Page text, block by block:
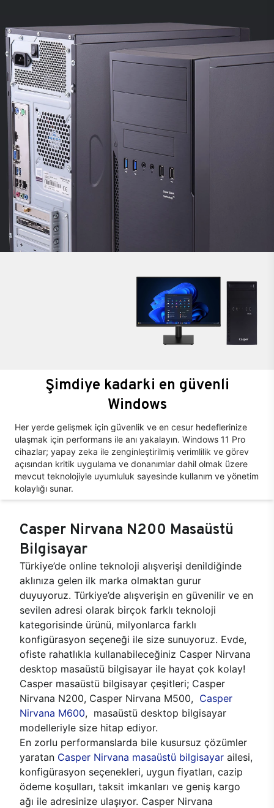
Şimdiye kadarki en güvenli
Windows
Her yerde gelişmek için güvenlik ve en cesur hedeflerinize
ulaşmak için performans ile anı yakalayın. Windows 11 Pro
cihazlar; yapay zeka ile zenginleştirilmiş verimlilik ve görev
açısından kritik uygulama ve donanımlar dahil olmak üzere
mevcut teknolojiyle uyumluluk sayesinde kullanım ve yönetim
kolaylığı sunar.
Casper Nirvana N200 Masaüstü
Bilgisayar
Türkiye’de online teknoloji alışverişi denildiğinde
aklınıza gelen ilk marka olmaktan gurur
duyuyoruz. Türkiye’de alışverişin en güvenilir ve en
sevilen adresi olarak birçok farklı teknoloji
kategorisinde ürünü, milyonlarca farklı
konfigürasyon seçeneği ile size sunuyoruz. Evde,
ofiste rahatlıkla kullanabileceğiniz Casper Nirvana
desktop masaüstü bilgisayar ile hayat çok kolay!
Casper masaüstü bilgisayar çeşitleri; Casper
Nirvana N200, Casper Nirvana M500, Casper
Nirvana M600, masaüstü desktop bilgisayar
modelleriyle size hitap ediyor.
En zorlu performanslarda bile kusursuz çözümler
yaratan Casper Nirvana masaüstü bilgisayar ailesi,
konfigürasyon seçenekleri, uygun fiyatları, cazip
ödeme koşulları, taksit imkanları ve geniş kargo
ağı ile adresinize ulaşıyor. Casper Nirvana